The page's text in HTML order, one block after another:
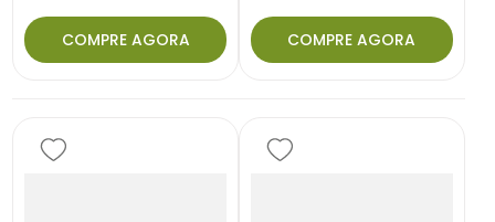
COMPRE AGORA COMPRE AGORA